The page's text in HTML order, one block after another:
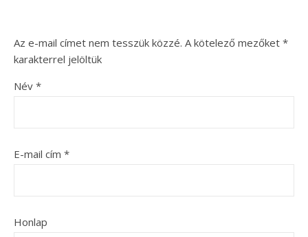
Az e-mail címet nem tesszük közzé. A kötelező mezőket *
karakterrel jelöltük
Név *
E-mail cím *
Honlap